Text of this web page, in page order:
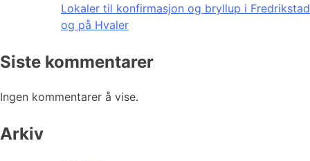
Lokaler til konfirmasjon og bryllup i Fredrikstad
og på Hvaler
Siste kommentarer
Ingen kommentarer å vise.
Arkiv